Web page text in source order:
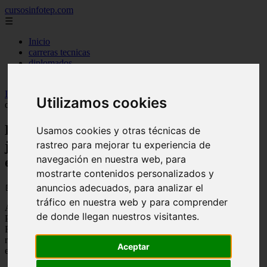
Utilizamos cookies
Usamos cookies y otras técnicas de
rastreo para mejorar tu experiencia de
navegación en nuestra web, para
mostrarte contenidos personalizados y
anuncios adecuados, para analizar el
tráfico en nuestra web y para comprender
de donde llegan nuestros visitantes.
Aceptar
cursosinfotep.com
☰
Inicio
carreras tecnicas
diplomados
Inicio
desafió los límites para convertirse en mecánica
Entre motores, prejuicios y maternidad:
joven desafió los límites para convertirse
en mecánica
📅 29/05/2026
A los 18 años, mientras cursaba Mecánica Automotriz, a través del
Programa de Formación Dual (Produal) del Instituto Nacional de
Formación Técnico Profesional, Infotep, Janneyri Nicol González
recibió una noticia que sacudió por completo su vida: estaba
embarazada.